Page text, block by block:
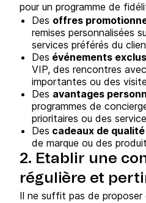
pour un programme de
Des offres
remises personnalisées
services préférés du
Des événements
VIP, des rencontres
importantes ou des
Des avantages
programmes de
prioritaires ou des
Des cadeaux de qualité
de marque ou des
2. Etablir une
régulière et
Il ne suffit pas de proposer